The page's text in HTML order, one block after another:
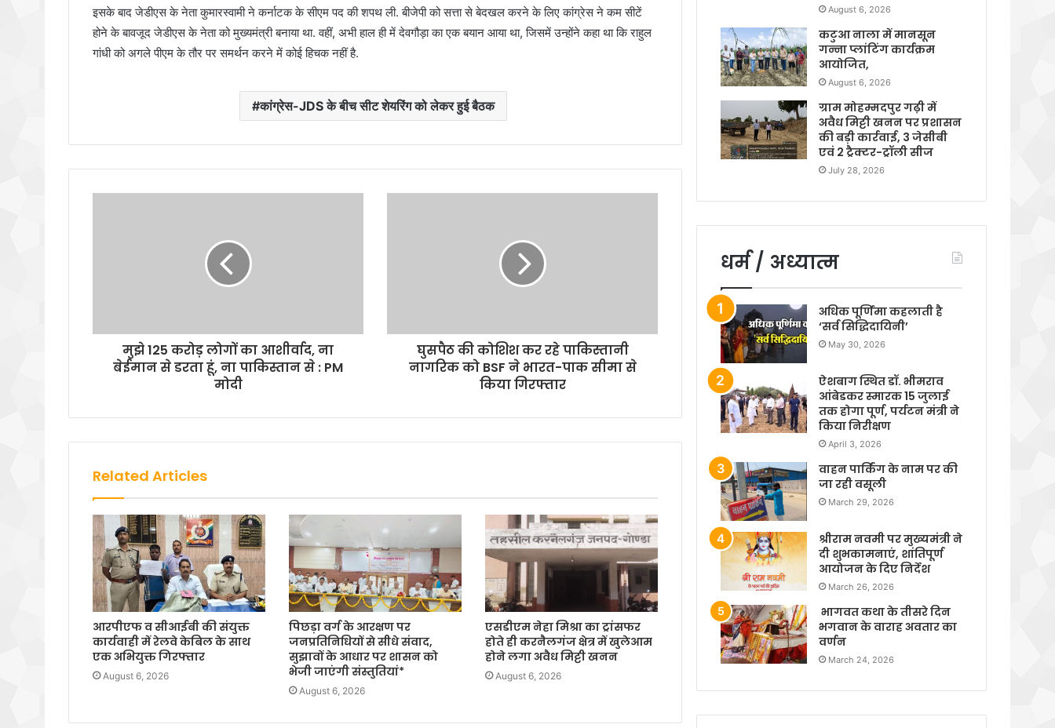
इसके बाद जेडीएस के नेता कुमारस्वामी ने कर्नाटक के सीएम पद की शपथ ली. बीजेपी को सत्ता से बेदखल करने के लिए कांग्रेस ने कम सीटें
होने के बावजूद जेडीएस के नेता को मुख्यमंत्री बनाया था. वहीं, अभी हाल ही में देवगौड़ा का एक बयान आया था, जिसमें उन्होंने कहा था कि राहुल
गांधी को अगले पीएम के तौर पर समर्थन करने में कोई हिचक नहीं है.
कांग्रेस-JDS के बीच सीट शेयरिंग को लेकर हुई बैठक
मुझे 125 करोड़ लोगों का आशीर्वाद, ना
बेईमान से डरता हूं, ना पाकिस्तान से : PM
मोदी
घुसपैठ की कोशिश कर रहे पाकिस्‍तानी
नागरिक को BSF ने भारत-पाक सीमा से
किया गिरफ्तार
Related Articles
आरपीएफ व सीआईबी की संयुक्त
कार्यवाही में रेलवे केबिल के साथ
एक अभियुक्त गिरफ्तार
August 6, 2026
पिछड़ा वर्ग के आरक्षण पर
जनप्रतिनिधियों से सीधे संवाद,
सुझावों के आधार पर शासन को
भेजी जाएंगी संस्तुतियां*
August 6, 2026
एसडीएम नेहा मिश्रा का ट्रांसफर
होते ही करनैलगंज क्षेत्र में खुलेआम
होने लगा अवैध मिट्टी खनन
August 6, 2026
August 6, 2026
कटुआ नाला में मानसून
गन्ना प्लांटिंग कार्यक्रम
आयोजित,
August 6, 2026
ग्राम मोहम्मदपुर गढ़ी में
अवैध मिट्टी खनन पर प्रशासन
की बड़ी कार्रवाई, 3 जेसीबी
एवं 2 ट्रैक्टर-ट्रॉली सीज
July 28, 2026
धर्म / अध्यात्म
अधिक पूर्णिमा कहलाती है
‘सर्व सिद्धिदायिनी’
May 30, 2026
ऐशबाग स्थित डॉ. भीमराव
आंबेडकर स्मारक 15 जुलाई
तक होगा पूर्ण, पर्यटन मंत्री ने
किया निरीक्षण
April 3, 2026
वाहन पार्किंग के नाम पर की
जा रही वसूली
March 29, 2026
श्रीराम नवमी पर मुख्यमंत्री ने
दी शुभकामनाएं, शांतिपूर्ण
आयोजन के दिए निर्देश
March 26, 2026
भागवत कथा के तीसरे दिन
भगवान के वाराह अवतार का
वर्णन
March 24, 2026